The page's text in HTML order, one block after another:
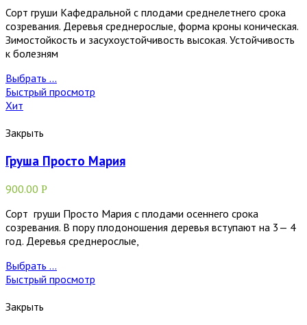
Сорт груши Кафедральной с плодами среднелетнего срока
созревания. Деревья среднерослые, форма кроны коническая.
Зимостойкость и засухоустойчивость высокая. Устойчивость
к болезням
Выбрать ...
Быстрый просмотр
Хит
Закрыть
Груша Просто Мария
900.00 Р
Сорт груши Просто Мария с плодами осеннего срока
созревания. В пору плодоношения деревья вступают на 3— 4
год. Деревья среднерослые,
Выбрать ...
Быстрый просмотр
Закрыть